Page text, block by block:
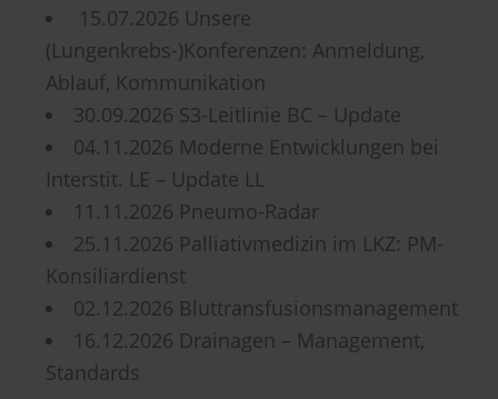
15.07.2026 Unsere
(Lungenkrebs-)Konferenzen: Anmeldung,
Ablauf, Kommunikation
30.09.2026 S3-Leitlinie BC – Update
04.11.2026 Moderne Entwicklungen bei
Interstit. LE – Update LL
11.11.2026 Pneumo-Radar
25.11.2026 Palliativmedizin im LKZ: PM-
Konsiliardienst
02.12.2026 Bluttransfusionsmanagement
16.12.2026 Drainagen – Management,
Standards